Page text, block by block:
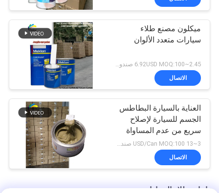
ميكلون مصنع طلاء
سيارات متعدد الألوان
2.45~6.92USD MOQ:100 صندوق
الاتصال
العناية بالسيارة البطاطس
الجسم للسيارة لإصلاح
سريع من عدم المساواة
3~13 USD/Can MOQ:100 صندوق
الاتصال
إعادة طلاء السيارات